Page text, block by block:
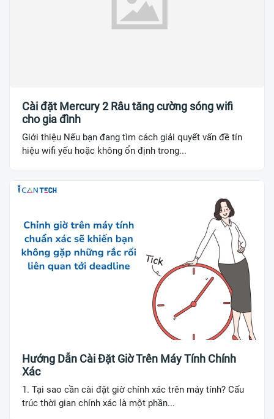
Cài đặt Mercury 2 Râu tăng cường sóng wifi
cho gia đình
Giới thiệu Nếu bạn đang tìm cách giải quyết vấn đề tín
hiệu wifi yếu hoặc không ổn định trong...
Hướng Dẫn Cài Đặt Giờ Trên Máy Tính Chính
Xác
1. Tại sao cần cài đặt giờ chính xác trên máy tính? Cấu
trúc thời gian chính xác là một phần...